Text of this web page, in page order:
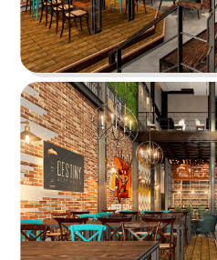
EL
El Gaucho Lotte Mall
tưởng cho trải nghiệm
mang phong cách
Chi